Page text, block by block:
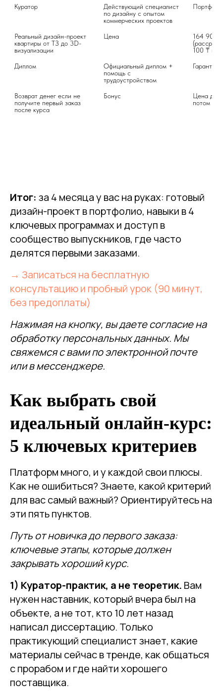
Куратор
Действующий специалист
по дизайну с опытом
коммерческих проектов
Реальный дизайн-проект
квартиры от ТЗ до 3D-
визуализации
Цена
164 900
100 ₸ в
Диплом
Официальный диплом +
помощь с
трудоустройством
Гарантия
Возврат денег если не
получите первый заказ
после курса
Бонус Цена
Итог: за 4 месяца у вас на руках: готовый
дизайн-проект в портфолио, навыки в 4
ключевых программах и доступ в
сообщество выпускников, где часто
делятся первыми заказами.
→ Записаться на бесплатную
консультацию и пробный урок (90 минут,
без предоплаты)
Нажимая на кнопку, вы даете согласие на
обработку персональных данных. Мы
свяжемся с вами по электронной почте
или в мессенджере.
Как выбрать свой
идеальный онлайн-курс:
5 ключевых критериев
Платформ много, и у каждой свои плюсы.
Как не ошибиться? Знаете, какой критерий
для вас самый важный? Ориентируйтесь на
эти пять пунктов.
Путь от новичка до первого заказа:
ключевые этапы, которые должен
закрывать хороший курс.
1) Куратор-практик, а не теоретик. Вам
нужен наставник, который вчера был на
объекте, а не тот, кто 10 лет назад
написал диссертацию. Только
практикующий специалист знает, какие
материалы сейчас в тренде, как общаться
с прорабом и где найти хорошего
поставщика.